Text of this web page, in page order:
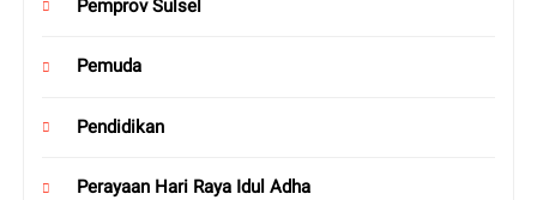
Pemprov Sulsel
Pemuda
Pendidikan
Perayaan Hari Raya Idul Adha